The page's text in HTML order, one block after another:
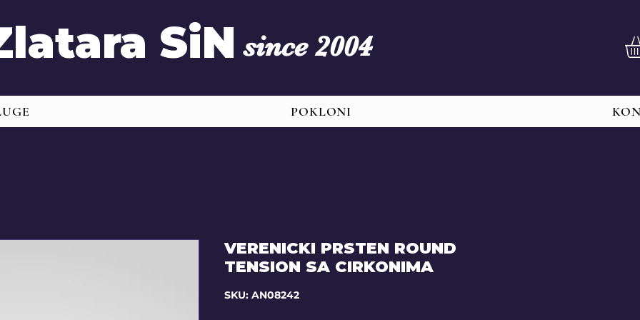
SiN since 2004
POKLONI
VERENICKI PRSTEN ROUND
TENSION SA CIRKONIMA
SKU: AN08242